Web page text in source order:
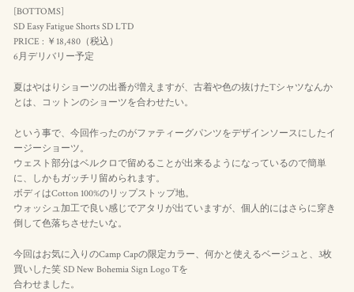
[BOTTOMS]
SD Easy Fatigue Shorts SD LTD
PRICE : ￥18,480（税込 ）
6月デリバリー予定
夏はやはりショーツの出番が増えますが、古着や色の抜けたTシャツなんか
とは、コットンのショーツを合わせたい。
という事で、今回作ったのがファティーグパンツをデザインソースにしたイ
ージーショーツ。
ウェスト部分はベルクロで留めることが出来るようになっているので簡単
に、しかもガッチリ留められます。
ボディはCotton 100%のリップストップ地。
ウォッシュ加工で良い感じでアタリが出ていますが、個人的にはさらに穿き
倒して色落ちさせたいな。
今回はお気に入りのCamp Capの限定カラー、何かと使えるベージュと、3枚
買いした笑 SD New Bohemia Sign Logo Tを
合わせました。